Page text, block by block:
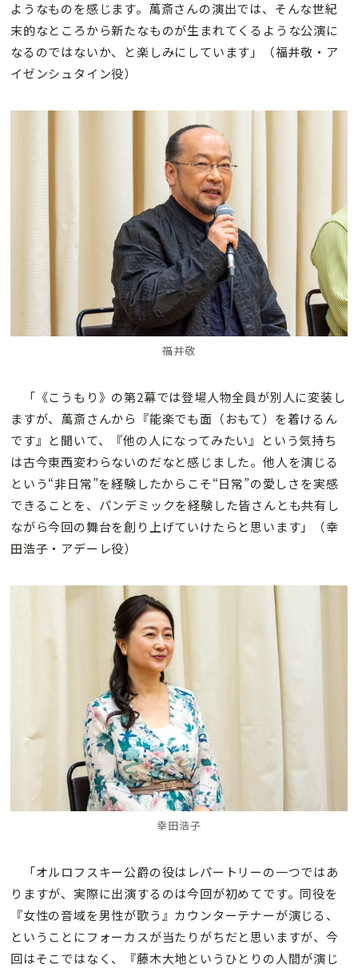
ようなものを感じます。萬斎さんの演出では、そんな世紀
末的なところから新たなものが生まれてくるような公演に
なるのではないか、と楽しみにしています」（福井敬・ア
イゼンシュタイン役）
福井敬
「《こうもり》の第2幕では登場人物全員が別人に変装し
ますが、萬斎さんから『能楽でも面（おもて）を着けるん
です』と聞いて、『他の人になってみたい』という気持ち
は古今東西変わらないのだなと感じました。他人を演じる
という“非日常”を経験したからこそ“日常”の愛しさを実感
できることを、パンデミックを経験した皆さんとも共有し
ながら今回の舞台を創り上げていけたらと思います」（幸
田浩子・アデーレ役）
幸田浩子
「オルロフスキー公爵の役はレパートリーの一つではあ
りますが、実際に出演するのは今回が初めてです。同役を
『女性の音域を男性が歌う』カウンターテナーが演じる、
ということにフォーカスが当たりがちだと思いますが、今
回はそこではなく、『藤木大地というひとりの人間が演じ